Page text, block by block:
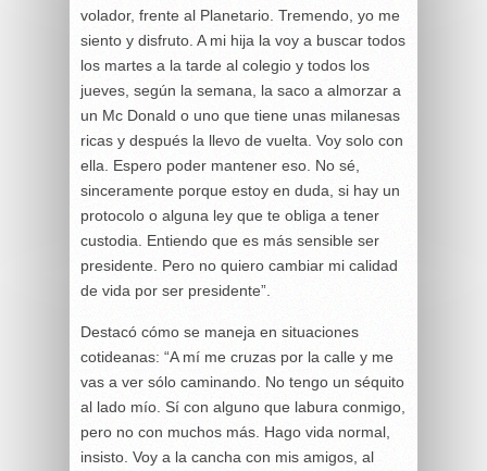
volador, frente al Planetario. Tremendo, yo me
siento y disfruto. A mi hija la voy a buscar todos
los martes a la tarde al colegio y todos los
jueves, según la semana, la saco a almorzar a
un Mc Donald o uno que tiene unas milanesas
ricas y después la llevo de vuelta. Voy solo con
ella. Espero poder mantener eso. No sé,
sinceramente porque estoy en duda, si hay un
protocolo o alguna ley que te obliga a tener
custodia. Entiendo que es más sensible ser
presidente. Pero no quiero cambiar mi calidad
de vida por ser presidente”.
Destacó cómo se maneja en situaciones
cotideanas: “A mí me cruzas por la calle y me
vas a ver sólo caminando. No tengo un séquito
al lado mío. Sí con alguno que labura conmigo,
pero no con muchos más. Hago vida normal,
insisto. Voy a la cancha con mis amigos, al